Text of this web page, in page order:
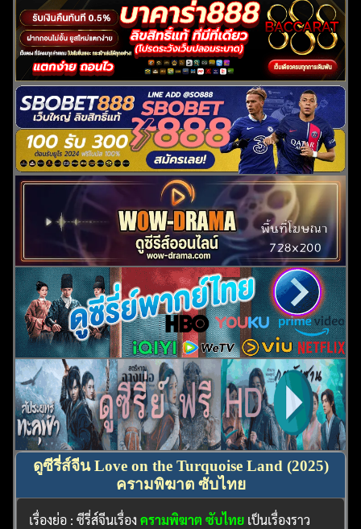
ค้นหา
สำหรับ:
ดูซีรี่ส์จีน Love on the Turquoise Land (2025)
ครามพิฆาต ซับไทย
เรื่องย่อ : ซีรี่ส์จีนเรื่องครามพิฆาต ซับไทย เป็นเรื่องราว